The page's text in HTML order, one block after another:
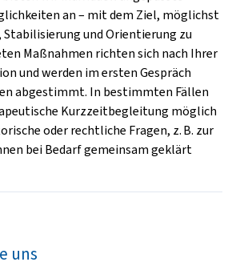
an – mit dem Ziel, möglichst
und Orientierung zu
Maßnahmen richten sich nach Ihrer
und werden im ersten Gespräch
abgestimmt. In bestimmten Fällen
Kurzzeitbegleitung möglich
oder rechtliche Fragen, z. B. zur
bei Bedarf gemeinsam geklärt
uns